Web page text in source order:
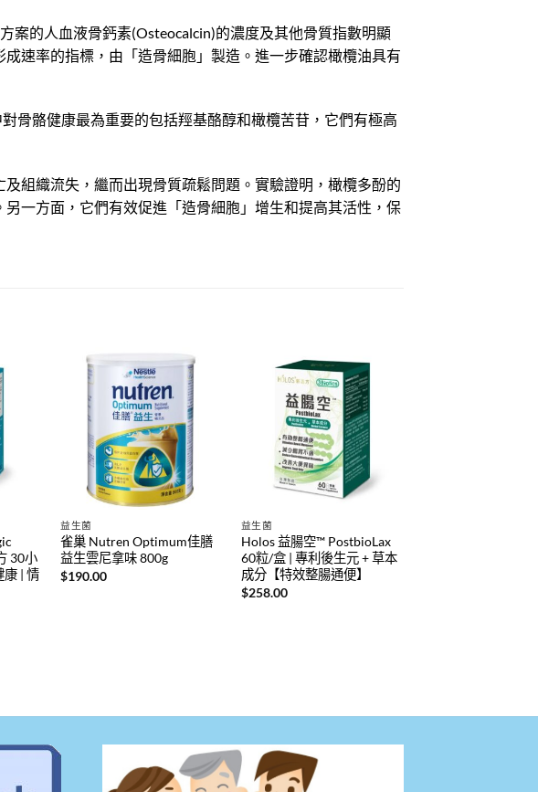
案的人血液骨鈣素(Osteocalcin)的濃度及其他骨質指數明顯
速率的指標，由「造骨細胞」製造。進一步確認橄欖油具有
骨骼健康最為重要的包括羥基酪醇和橄欖苦苷，它們有極高
組織流失，繼而出現骨質疏鬆問題。實驗證明，橄欖多酚的
一方面，它們有效促進「造骨細胞」增生和提高其活性，保
30小
康 | 情
益生菌
雀巢 Nutren Optimum佳膳
益生雲尼拿味 800g
$190.00
益生菌
Holos 益腸空™ PostbioLax
60粒/盒 | 專利後生元 + 草本
成分【特效整腸通便】
$258.00